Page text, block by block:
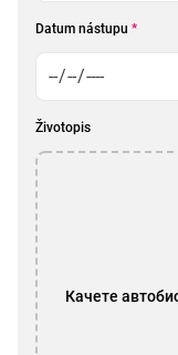
Datum nástupu *
Životopis
Качете